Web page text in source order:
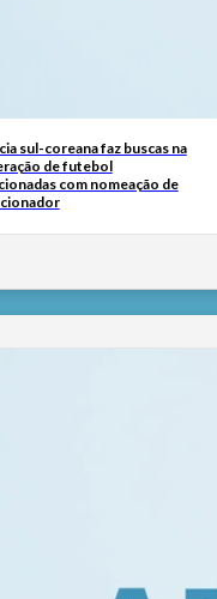
sul-coreana faz buscas na
de futebol
com nomeação de